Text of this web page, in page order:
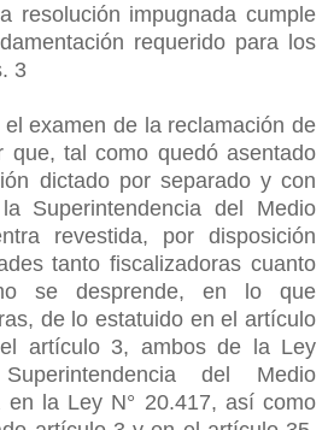
resolución impugnada cumple
requerido para los
3
examen de la reclamación de
que, tal como quedó asentado
dictado por separado y con
Superintendencia del Medio
revestida, por disposición
tanto fiscalizadoras cuanto
se desprende, en lo que
de lo estatuido en el artículo
artículo 3, ambos de la Ley
del Medio
en la Ley N° 20.417, así como